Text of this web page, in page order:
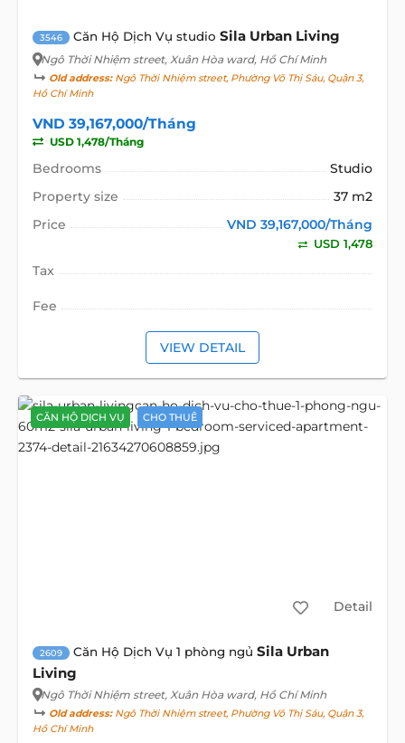
3546 Căn Hộ Dịch Vụ studio Sila Urban Living
Ngô Thời Nhiệm street, Xuân Hòa ward, Hồ Chí Minh
Old address:Ngô Thời Nhiệm street, Phường Võ Thị Sáu, Quận 3,
Hồ Chí Minh
VND 39,167,000/Tháng
USD 1,478/Tháng
Bedrooms
Studio
Property size
37 m2
Price
VND 39,167,000/Tháng
USD 1,478
Tax
Fee
VIEW DETAIL
CĂN HỘ DỊCH VỤ CHO THUÊ
Detail
2609 Căn Hộ Dịch Vụ 1 phòng ngủ Sila Urban
Living
Ngô Thời Nhiệm street, Xuân Hòa ward, Hồ Chí Minh
Old address:Ngô Thời Nhiệm street, Phường Võ Thị Sáu, Quận 3,
Hồ Chí Minh